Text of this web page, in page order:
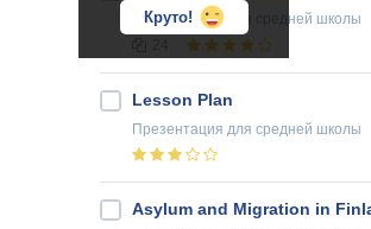
Круто!
Презентациядля средней школы
Lesson Plan
Презентация для средней школы
Asylum and Migration in